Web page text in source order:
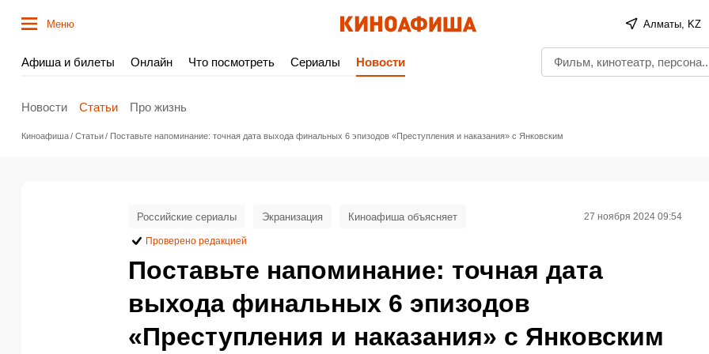
Меню Алматы, KZ
Афиша и билеты Онлайн Что посмотреть Сериалы Новости
Новости Статьи Про жизнь
Киноафиша Статьи Поставьте напоминание: точная дата выхода финальных 6 эпизодов «Преступления и наказания» с Янковским
Поставьте напоминание: точная дата
выхода финальных 6 эпизодов
«Преступления и наказания» с Янковским
Российские сериалы Экранизация Киноафиша объясняет 27 ноября 2024 09:54
Проверено редакцией